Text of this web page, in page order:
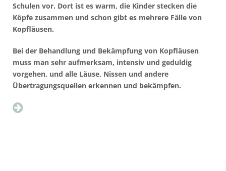
Schulen vor. Dort ist es warm, die Kinder stecken die
Köpfe zusammen und schon gibt es mehrere Fälle von
Kopfläusen.
Bei der Behandlung und Bekämpfung von Kopfläusen
muss man sehr aufmerksam, intensiv und geduldig
vorgehen, und alle Läuse, Nissen und andere
Übertragungsquellen erkennen und bekämpfen.